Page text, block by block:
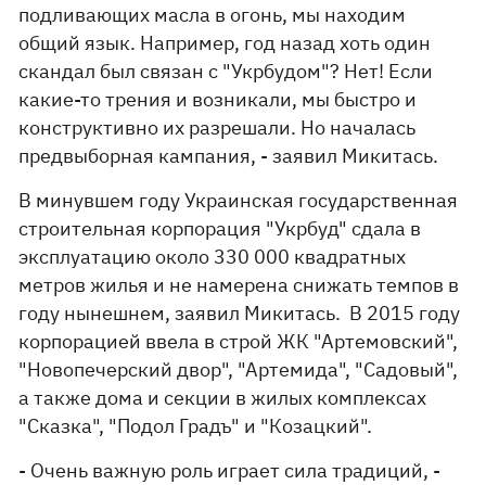
подливающих масла в огонь, мы находим
общий язык. Например, год назад хоть один
скандал был связан с "Укрбудом"? Нет! Если
какие-то трения и возникали, мы быстро и
конструктивно их разрешали. Но началась
предвыборная кампания, - заявил Микитась.
В минувшем году Украинская государственная
строительная корпорация "Укрбуд" сдала в
эксплуатацию около 330 000 квадратных
метров жилья и не намерена снижать темпов в
году нынешнем, заявил Микитась. В 2015 году
корпорацией ввела в строй ЖК "Артемовский",
"Новопечерский двор", "Артемида", "Садовый",
а также дома и секции в жилых комплексах
"Сказка", "Подол Градъ" и "Козацкий".
- Очень важную роль играет сила традиций, -